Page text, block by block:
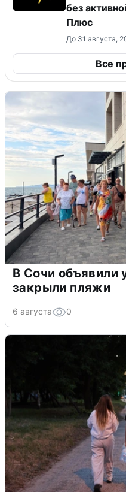
без
Плюс
До 31 августа,
Все
В Сочи объявили
закрыли пляжи
6 августа 0